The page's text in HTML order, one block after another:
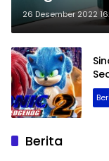
Perfilman
26 Desember 2022
Berita